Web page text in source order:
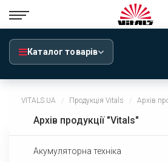
Каталог товарів
VITALS.UA Продукція Vitals Архів
Архів продукції "Vitals"
Акумуляторна техніка